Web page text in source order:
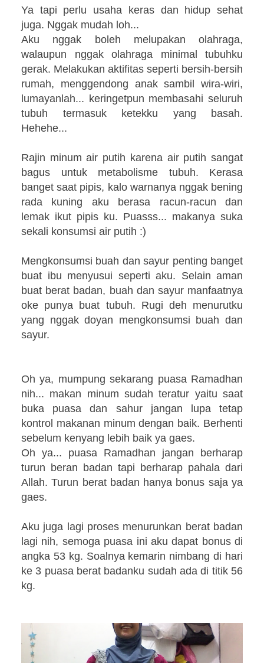
Ya tapi perlu usaha keras dan hidup sehat
juga. Nggak mudah loh...
Aku nggak boleh melupakan olahraga,
walaupun nggak olahraga minimal tubuhku
gerak. Melakukan aktifitas seperti bersih-bersih
rumah, menggendong anak sambil wira-wiri,
lumayanlah... keringetpun membasahi seluruh
tubuh termasuk ketekku yang basah.
Hehehe...
Rajin minum air putih karena air putih sangat
bagus untuk metabolisme tubuh. Kerasa
banget saat pipis, kalo warnanya nggak bening
rada kuning aku berasa racun-racun dan
lemak ikut pipis ku. Puasss... makanya suka
sekali konsumsi air putih :)
Mengkonsumsi buah dan sayur penting banget
buat ibu menyusui seperti aku. Selain aman
buat berat badan, buah dan sayur manfaatnya
oke punya buat tubuh. Rugi deh menurutku
yang nggak doyan mengkonsumsi buah dan
sayur.
Oh ya, mumpung sekarang puasa Ramadhan
nih... makan minum sudah teratur yaitu saat
buka puasa dan sahur jangan lupa tetap
kontrol makanan minum dengan baik. Berhenti
sebelum kenyang lebih baik ya gaes.
Oh ya... puasa Ramadhan jangan berharap
turun beran badan tapi berharap pahala dari
Allah. Turun berat badan hanya bonus saja ya
gaes.
Aku juga lagi proses menurunkan berat badan
lagi nih, semoga puasa ini aku dapat bonus di
angka 53 kg. Soalnya kemarin nimbang di hari
ke 3 puasa berat badanku sudah ada di titik 56
kg.